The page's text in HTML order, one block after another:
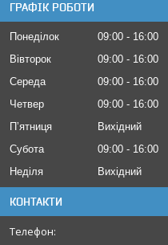
ГРАФІК РОБОТИ
Понеділок 09:00
16:00
Вівторок
09:00
16:00
Середа
09:00
16:00
Четвер
09:00
16:00
Пʼятниця
Вихідний
Субота
09:00
16:00
Неділя
Вихідний
КОНТАКТИ